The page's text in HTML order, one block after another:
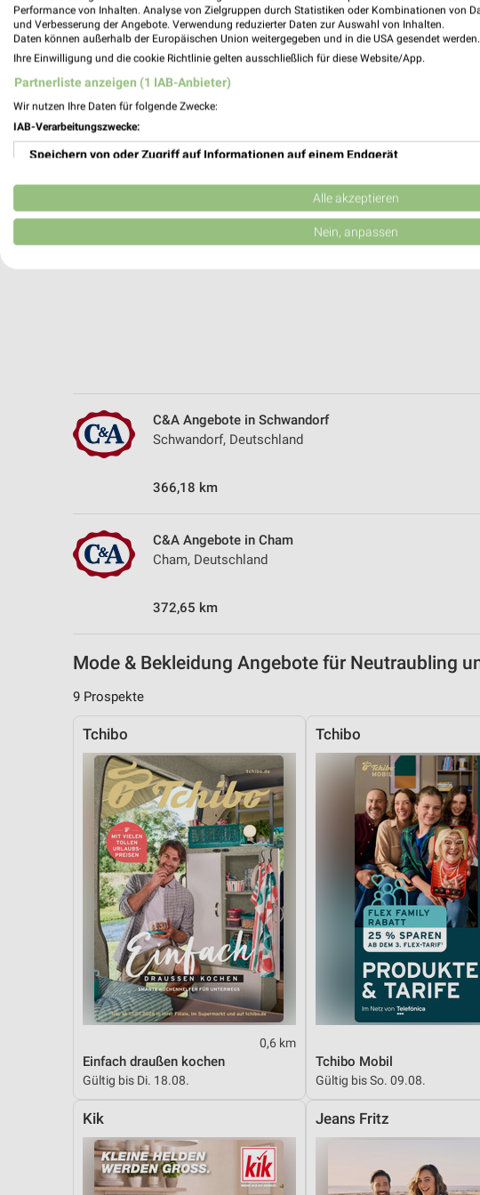
Straubing, Deutschland
408,83 km
C&A Angebote in Schwandorf
Schwandorf, Deutschland
366,18 km
C&A Angebote in Cham
Cham, Deutschland
372,65 km
Mode & Bekleidung Angebote für Neutraubling
9 Prospekte
Tchibo
0,6 km
Einfach draußen kochen
Gültig bis Di. 18.08.
Tchibo
Tchibo Mobil
Gültig bis So. 09.08.
Kik Jeans Fritz
Performance von Inhalten. Analyse von Zielgruppen durch Statistiken oder Kombinationen von
und Verbesserung der Angebote. Verwendung reduzierter Daten zur Auswahl von Inhalten.
Daten können außerhalb der Europäischen Union weitergegeben und in die USA gesendet werden.
Ihre Einwilligung und die cookie Richtlinie gelten ausschließlich für diese Website/App.
Partnerliste anzeigen (1 IAB-Anbieter)
Wir nutzen Ihre Daten für folgende Zwecke:
IAB-Verarbeitungszwecke:
Speichern von oder Zugriff auf Informationen auf einem Endgerät
Verwendung reduzierter Daten zur Auswahl von Werbeanzeigen
Erstellung von Profilen für personalisierte Werbung
Messung der Performance von Inhalten
Analyse von Zielgruppen durch Statistiken oder Kombinationen von Daten aus
Entwicklung und Verbesserung der Angebote
Verwendung reduzierter Daten zur Auswahl von Inhalten
IAB-Besonderheiten:
Nicht-IAB-Verarbeitungszwecke:
Funktional
Alle akzeptieren
Nein, anpassen